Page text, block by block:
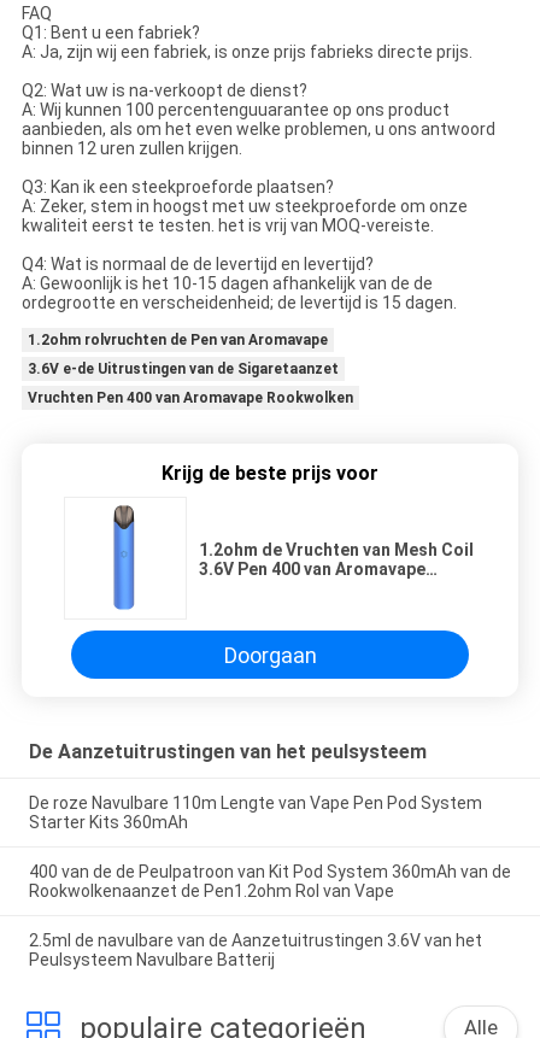
FAQ
Q1: Bent u een fabriek?
A: Ja, zijn wij een fabriek, is onze prijs fabrieks directe prijs.
Q2: Wat uw is na-verkoopt de dienst?
A: Wij kunnen 100 percentenguuarantee op ons product
aanbieden, als om het even welke problemen, u ons antwoord
binnen 12 uren zullen krijgen.
Q3: Kan ik een steekproeforde plaatsen?
A: Zeker, stem in hoogst met uw steekproeforde om onze
kwaliteit eerst te testen. het is vrij van MOQ-vereiste.
Q4: Wat is normaal de de levertijd en levertijd?
A: Gewoonlijk is het 10-15 dagen afhankelijk van de de
ordegrootte en verscheidenheid; de levertijd is 15 dagen.
1.2ohm rolvruchten de Pen van Aromavape
3.6V e-de Uitrustingen van de Sigaretaanzet
Vruchten Pen 400 van Aromavape Rookwolken
Krijg de beste prijs voor
1.2ohm de Vruchten van Mesh Coil
3.6V Pen 400 van Aromavape
Doorgaan
De Aanzetuitrustingen van het peulsysteem
De roze Navulbare 110m Lengte van Vape Pen Pod System
Starter Kits 360mAh
400 van de de Peulpatroon van Kit Pod System 360mAh van de
Rookwolkenaanzet de Pen1.2ohm Rol van Vape
2.5ml de navulbare van de Aanzetuitrustingen 3.6V van het
Peulsysteem Navulbare Batterij
populaire categorieën Alle